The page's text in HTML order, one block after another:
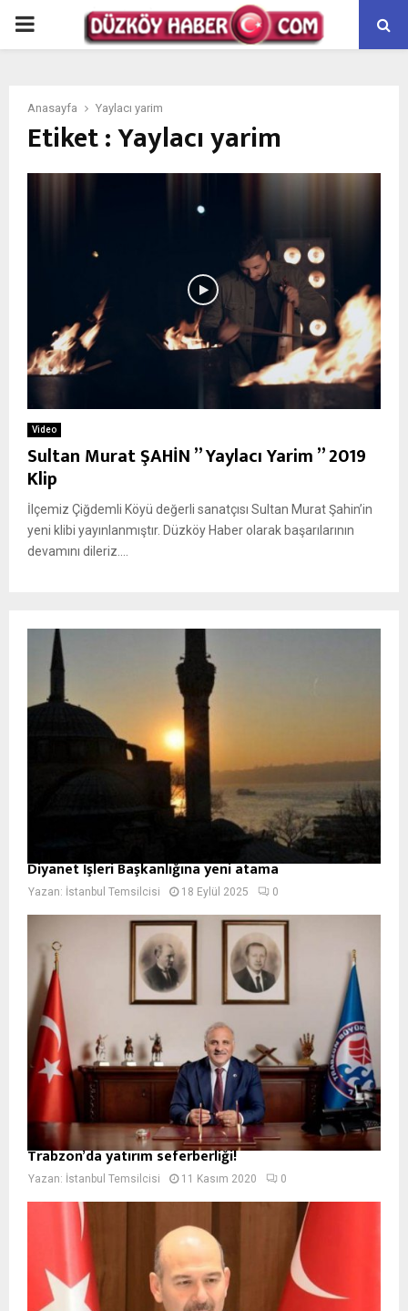
PRIMARY
Anasayfa Yaylacı yarim
Etiket : Yaylacı yarim
Video
Sultan Murat ŞAHİN ” Yaylacı Yarim ” 2019
Klip
İlçemiz Çiğdemli Köyü değerli sanatçısı Sultan Murat Şahin’in
yeni klibi yayınlanmıştır. Düzköy Haber olarak başarılarının
devamını dileriz....
Diyanet İşleri Başkanlığına yeni atama
Yazan: İstanbul Temsilcisi 18 Eylül 2025 0
Trabzon’da yatırım seferberliği!
Yazan: İstanbul Temsilcisi 11 Kasım 2020 0